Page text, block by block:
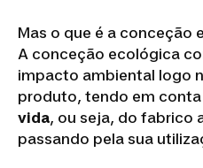
Mas o que é a conceção
A conceção ecológica
impacto ambiental logo
produto, tendo em conta
vida, ou seja, do fabrico
passando pela sua